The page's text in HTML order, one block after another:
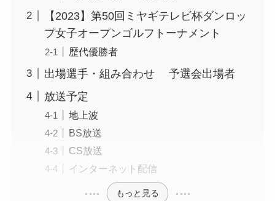
【2023】第50回ミヤギテレビ杯ダンロッ
プ女子オープンゴルフトーナメント
歴代優勝者
出場選手・組み合わせ 予選会出場者
放送予定
地上波
BS放送
CS放送
インターネット配信
もっと見る